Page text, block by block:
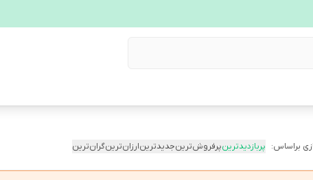
براساس: پربازدیدترینپرفروش‌ترینجدیدترینارزان‌ترینگران‌ترین